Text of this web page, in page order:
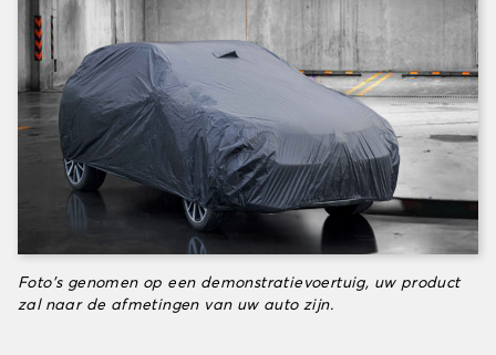
Foto's genomen op een demonstratievoertuig, uw product
zal naar de afmetingen van uw auto zijn.